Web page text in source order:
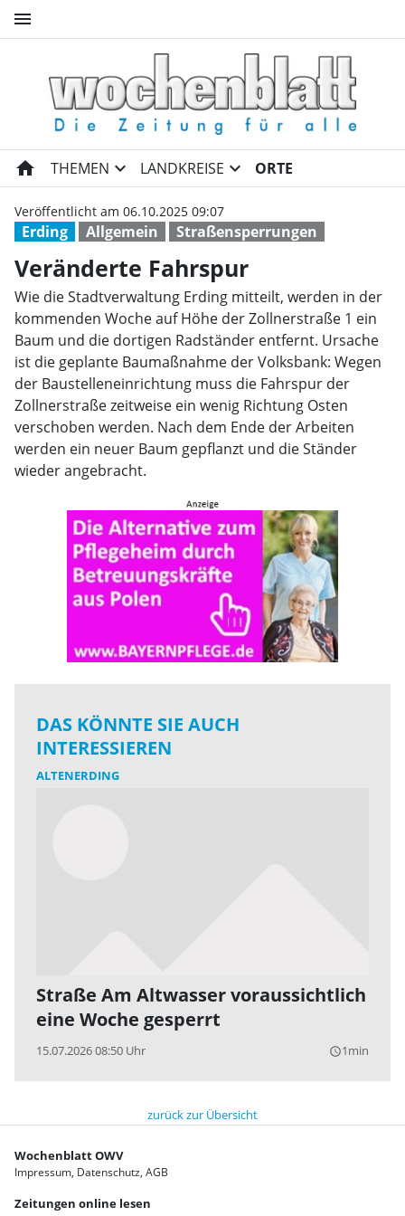
menu
Veränderte Fahrspur |
home THEMEN expand_more LANDKREISE expand_more ORTE
Erding Allgemein Straßensperrungen
Veröffentlicht am 06.10.2025 09:07
Veränderte Fahrspur
Wie die Stadtverwaltung Erding mitteilt, werden in der
kommenden Woche auf Höhe der Zollnerstraße 1 ein
Baum und die dortigen Radständer entfernt. Ursache
ist die geplante Baumaßnahme der Volksbank: Wegen
der Baustelleneinrichtung muss die Fahrspur der
Zollnerstraße zeitweise ein wenig Richtung Osten
verschoben werden. Nach dem Ende der Arbeiten
werden ein neuer Baum gepflanzt und die Ständer
wieder angebracht.
DAS KÖNNTE SIE AUCH
INTERESSIEREN
ALTENERDING
Straße Am Altwasser voraussichtlich
eine Woche gesperrt
15.07.2026 08:50 Uhr query_builder1min
zurück zur Übersicht
Wochenblatt OWV
Impressum Datenschutz AGB
Zeitungen online lesen